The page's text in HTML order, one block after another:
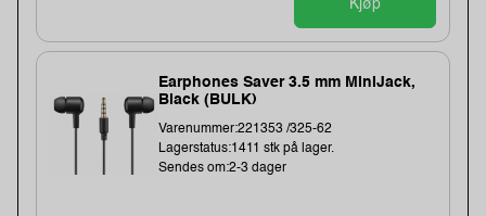
Kjøp
Earphones Saver 3.5 mm MiniJack,
Black (BULK)
Varenummer:221353 /325-62
Lagerstatus:1411 stk på lager.
Sendes om:2-3 dager